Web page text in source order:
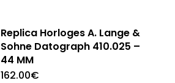
Replica Horloges A. Lange &
Sohne Datograph 410.025 –
44 MM
162.00€